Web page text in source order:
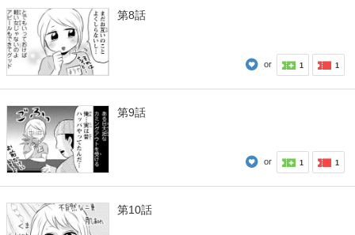
第8話
or 1 1
第9話
or 1 1
第10話